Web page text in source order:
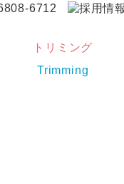
トリミング
Trimming